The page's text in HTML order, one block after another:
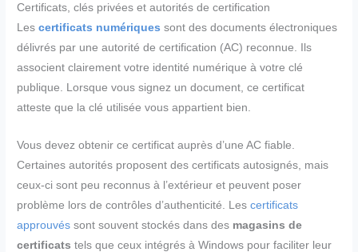
Certificats, clés privées et autorités de certification
Lescertificats numériques sont des documents électroniques
délivrés par une autorité de certification (AC) reconnue. Ils
associent clairement votre identité numérique à votre clé
publique. Lorsque vous signez un document, ce certificat
atteste que la clé utilisée vous appartient bien.
Vous devez obtenir ce certificat auprès d’une AC fiable.
Certaines autorités proposent des certificats autosignés, mais
ceux-ci sont peu reconnus à l’extérieur et peuvent poser
problème lors de contrôles d’authenticité. Lescertificats
approuvés sont souvent stockés dans des magasins de
certificats tels que ceux intégrés à Windows pour faciliter leur